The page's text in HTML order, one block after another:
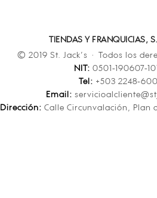
TIENDAS Y FRANQUICIAS,
© 2019 St. Jack’s · Todos los
NIT: 0501-190607-
Tel: +503 2248-
Email:
Dirección: Calle Circunvalación, Plan